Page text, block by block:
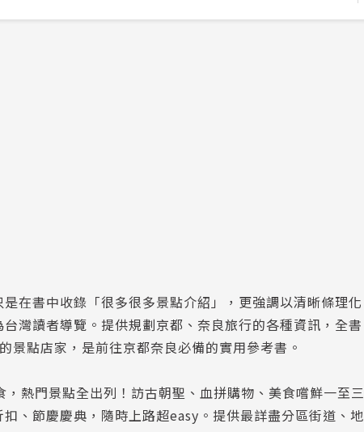
在書中收錄「很多很多景點介紹」，更強調以清晰條理化
灣讀者導覽。提供規劃京都、奈良旅行的各種資訊，全書
景點店家，是前往京都奈良必備的實用參考書。
熱門景點全出列！訪古朝聖、血拼購物、美食嚐鮮一至三
、節慶慶典，隨時上路超easy。提供最詳盡分區街道、地